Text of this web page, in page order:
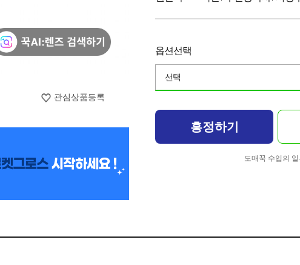
관심상품등록
옵션선택
선택
흥정하기
도매꾹 수입의